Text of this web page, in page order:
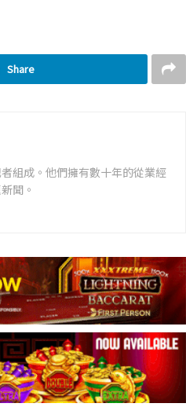
Share
組成。他們擁有數十年的從業經
聞。